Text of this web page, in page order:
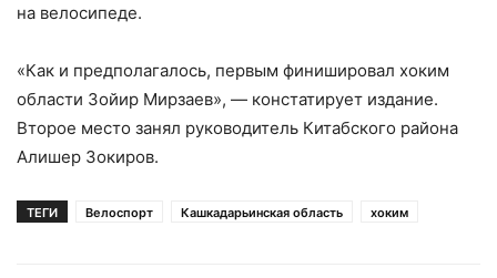
на велосипеде.
«Как и предполагалось, первым финишировал хоким
области Зойир Мирзаев», — констатирует издание.
Второе место занял руководитель Китабского района
Алишер Зокиров.
ТЕГИ Велоспорт Кашкадарьинская область хоким